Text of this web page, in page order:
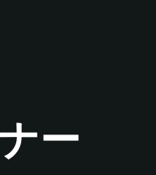
ー